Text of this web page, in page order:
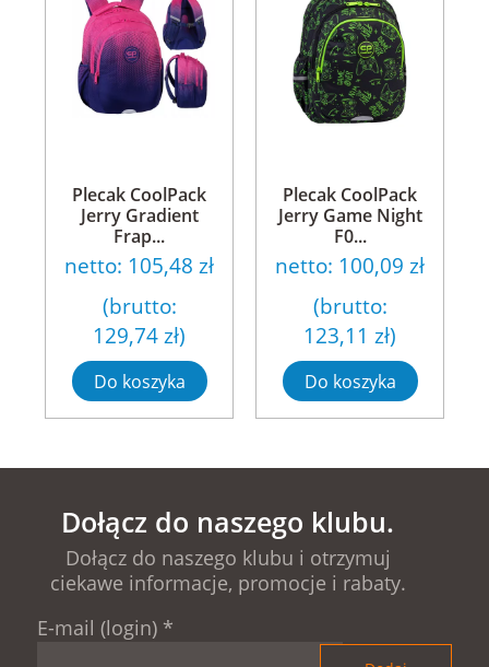
Plecak CoolPack
Jerry Gradient
Frap...
netto: 105,48 zł
(brutto:
129,74 zł)
Do koszyka
Plecak CoolPack
Jerry Game Night
F0...
netto: 100,09 zł
(brutto:
123,11 zł)
Do koszyka
Dołącz do naszego klubu.
Dołącz do naszego klubu i otrzymuj
ciekawe informacje, promocje i rabaty.
E-mail (login) *